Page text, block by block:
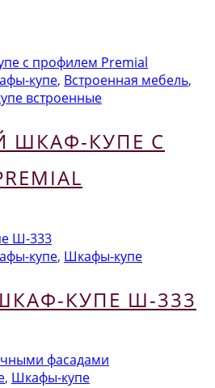
купе, Встроенная мебель,
встроенные
ШКАФ-КУПЕ С
купе, Шкафы-купе
КУПЕ Ш-333
, Шкафы-купе